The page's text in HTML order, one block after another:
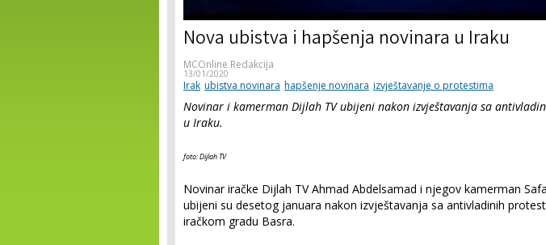
Nova ubistva i hapšenja novinara u Iraku
MCOnline Redakcija
13/01/2020
Irak ubistva novinara hapšenje novinara izvještavanje o protestima
Novinar i kamerman Dijlah TV ubijeni nakon izvještavanja sa
u Iraku.
foto: Dijlah TV
Novinar iračke Dijlah TV Ahmad Abdelsamad i njegov kamerman
ubijeni su desetog januara nakon izvještavanja sa antivladinih
iračkom gradu Basra.